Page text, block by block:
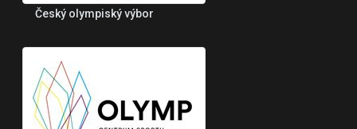
Český olympiský výbor